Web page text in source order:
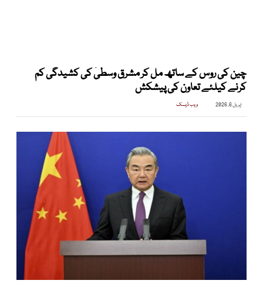
چین کی روس کے ساتھ مل کر مشرق وسطیٰ کی کشیدگی کم
کرنے کیلئے تعاون کی پیشکش
اپریل 6, 2026 ویب ڈیسک